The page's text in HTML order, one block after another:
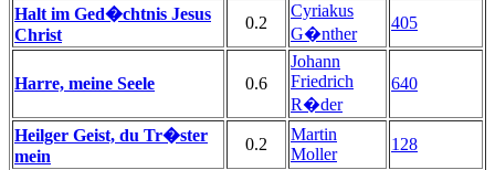
Halt im Ged�chtnis Jesus
Christ
0.2
Cyriakus
G�nther
405
Harre, meine Seele 0.6
Johann
Friedrich
R�der
640
Heilger Geist, du Tr�ster
mein
0.2
Martin
Moller
128